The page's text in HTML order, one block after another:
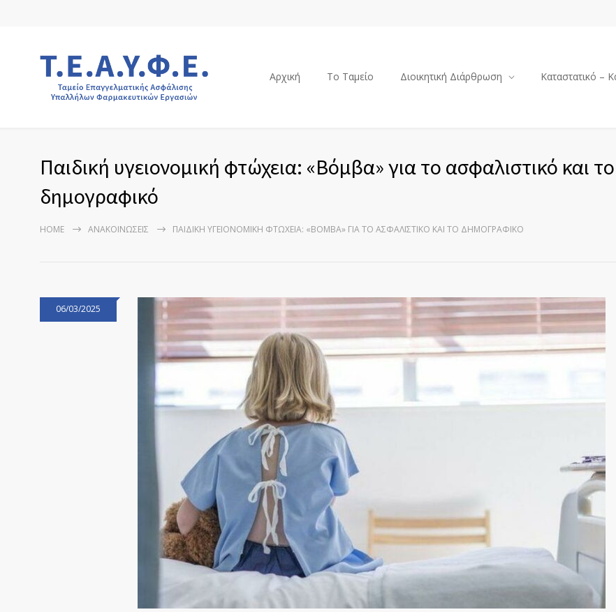
Αρχική Το Ταμείο Διοικητική Διάρθρωση Καταστατικό –
Παιδική υγειονομική φτώχεια: «Βόμβα» για το ασφαλιστικό και το
δημογραφικό
HOME ΑΝΑΚΟΙΝΏΣΕΙΣ ΠΑΙΔΙΚΉ ΥΓΕΙΟΝΟΜΙΚΉ ΦΤΏΧΕΙΑ: «ΒΌΜΒΑ» ΓΙΑ ΤΟ ΑΣΦΑΛΙΣΤΙΚΌ ΚΑΙ ΤΟ ΔΗΜΟΓΡΑΦΙΚΌ
06/03/2025